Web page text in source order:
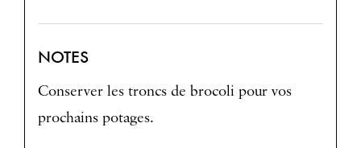
NOTES
Conserver les troncs de brocoli pour vos
prochains potages.